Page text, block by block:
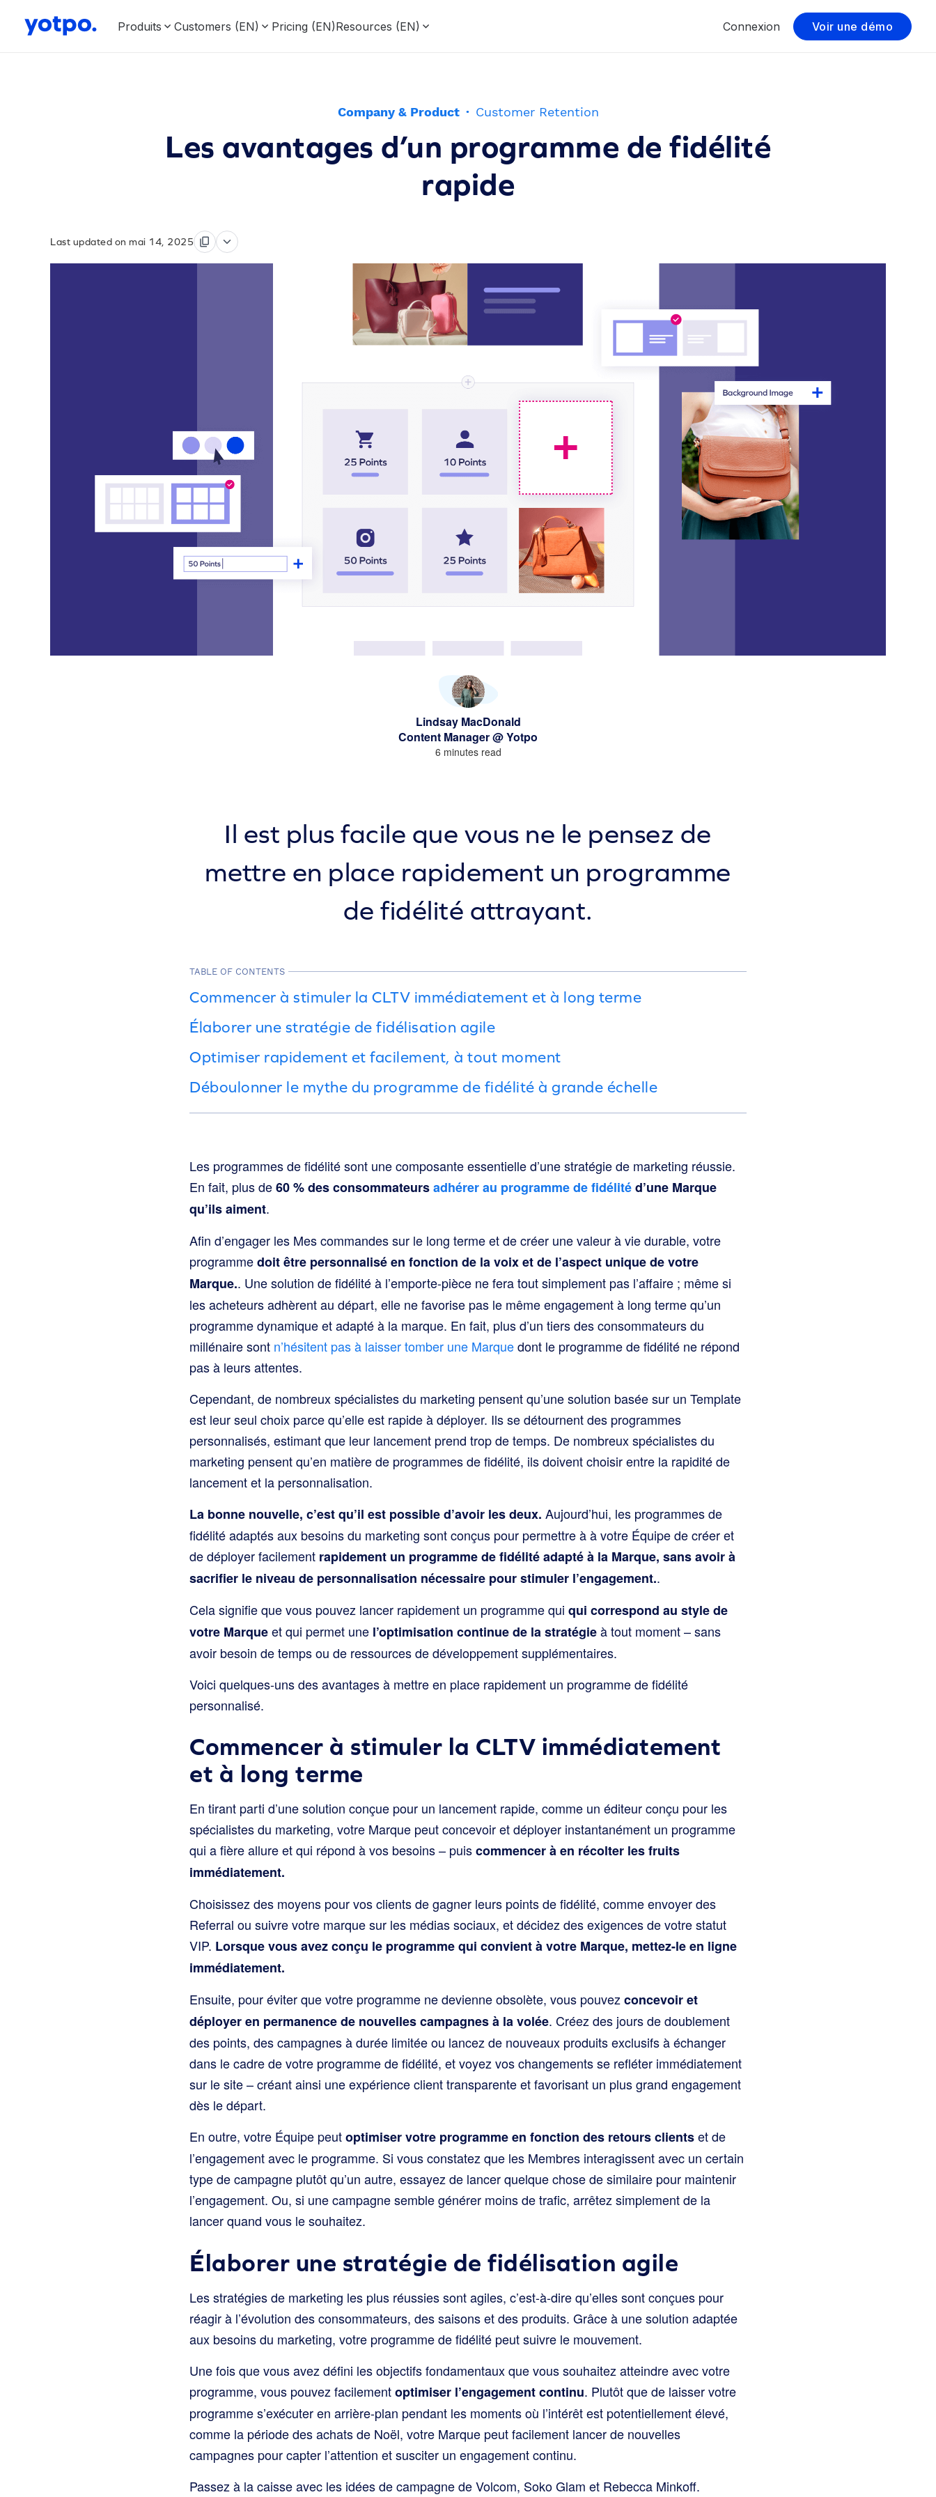
Produits Customers (EN) Pricing (EN)Resources (EN) Connexion Voir une démo
Company & Product · Customer Retention
Les avantages d’un programme de fidélité
rapide
Last updated on mai 14, 2025
Lindsay MacDonald
Content Manager @ Yotpo
6 minutes read
Il est plus facile que vous ne le pensez de
mettre en place rapidement un programme
de fidélité attrayant.
TABLE OF CONTENTS
Commencer à stimuler la CLTV immédiatement et à long terme
Élaborer une stratégie de fidélisation agile
Optimiser rapidement et facilement, à tout moment
Déboulonner le mythe du programme de fidélité à grande échelle
Les programmes de fidélité sont une composante essentielle d’une stratégie de marketing réussie.
En fait, plus de60 % des consommateursadhérer au programme de fidélitéd’une Marque
qu’ils aiment.
Afin d’engager les Mes commandes sur le long terme et de créer une valeur à vie durable, votre
programmedoit être personnalisé en fonction de la voix et de l’aspect unique de votre
Marque.. Une solution de fidélité à l’emporte-pièce ne fera tout simplement pas l’affaire ; même si
les acheteurs adhèrent au départ, elle ne favorise pas le même engagement à long terme qu’un
programme dynamique et adapté à la marque. En fait, plus d’un tiers des consommateurs du
millénaire sont n’hésitent pas à laisser tomber une Marquedont le programme de fidélité ne répond
pas à leurs attentes.
Cependant, de nombreux spécialistes du marketing pensent qu’une solution basée sur un Template
est leur seul choix parce qu’elle est rapide à déployer. Ils se détournent des programmes
personnalisés, estimant que leur lancement prend trop de temps. De nombreux spécialistes du
marketing pensent qu’en matière de programmes de fidélité, ils doivent choisir entre la rapidité de
lancement et la personnalisation.
La bonne nouvelle, c’est qu’il est possible d’avoir les deux. Aujourd’hui, les programmes de
fidélité adaptés aux besoins du marketing sont conçus pour permettre àà votre Équipe de créer et
de déployer facilement rapidement un programme de fidélité adapté à la Marque, sans avoir à
sacrifier le niveau de personnalisation nécessaire pour stimuler l’engagement..
Cela signifie que vous pouvez lancer rapidement un programme qui qui correspond au style de
votre Marqueet qui permet une l’optimisation continue de la stratégieà tout moment – sans
avoir besoin de temps ou de ressources de développement supplémentaires.
Voici quelques-uns des avantages à mettre en place rapidement un programme de fidélité
personnalisé.
Commencer à stimuler la CLTV immédiatement
et à long terme
En tirant parti d’une solution conçue pour un lancement rapide, comme un éditeur conçu pour les
spécialistes du marketing, votre Marque peut concevoir et déployer instantanément un programme
qui a fière allure et qui répond à vos besoins – puiscommencer à en récolter les fruits
immédiatement.
Choisissez des moyens pour vos clients de gagner leurs points de fidélité, comme envoyer des
Referral ou suivre votre marque sur les médias sociaux, et décidez des exigences de votre statut
VIP. Lorsque vous avez conçu le programme qui convient à votre Marque, mettez-le en ligne
immédiatement.
Ensuite, pour éviter que votre programme ne devienne obsolète, vous pouvez concevoir et
déployer en permanence de nouvelles campagnes à la volée. Créez des jours de doublement
des points, des campagnes à durée limitée ou lancez de nouveaux produits exclusifs à échanger
dans le cadre de votre programme de fidélité, et voyez vos changements se refléter immédiatement
sur le site – créant ainsi une expérience client transparente et favorisant un plus grand engagement
dès le départ.
En outre, votre Équipe peutoptimiser votre programme en fonction des retours clientset de
l’engagement avec le programme. Si vous constatez que les Membres interagissent avec un certain
type de campagne plutôt qu’un autre, essayez de lancer quelque chose de similaire pour maintenir
l’engagement. Ou, si une campagne semble générer moins de trafic, arrêtez simplement de la
lancer quand vous le souhaitez.
Élaborer une stratégie de fidélisation agile
Les stratégies de marketing les plus réussies sont agiles, c’est-à-dire qu’elles sont conçues pour
réagir à l’évolution des consommateurs, des saisons et des produits. Grâce à une solution adaptée
aux besoins du marketing, votre programme de fidélité peut suivre le mouvement.
Une fois que vous avez défini les objectifs fondamentaux que vous souhaitez atteindre avec votre
programme, vous pouvez facilementoptimiser l’engagement continu. Plutôt que de laisser votre
programme s’exécuter en arrière-plan pendant les moments où l’intérêt est potentiellement élevé,
comme la période des achats de Noël, votre Marque peut facilement lancer de nouvelles
campagnes pour capter l’attention et susciter un engagement continu.
Passez à la caisse avec les idées de campagne de Volcom, Soko Glam et Rebecca Minkoff.